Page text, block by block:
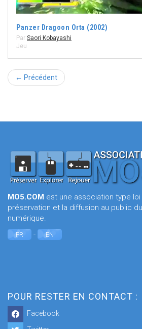
Panzer Dragoon Orta (2002)
Par Saori Kobayashi
Jeu
← Précédent
MO5.COM est une association type loi
préservation et la diffusion au public
numérique.
FR - EN
POUR RESTER EN CONTACT :
Facebook